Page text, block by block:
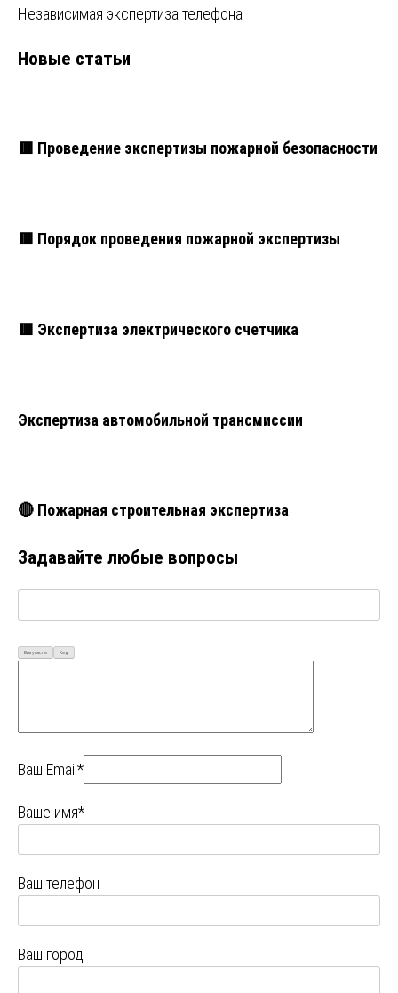
Независимая экспертиза телефона
Новые статьи
🟥 Проведение экспертизы пожарной безопасности
🟥 Порядок проведения пожарной экспертизы
🟥 Экспертиза электрического счетчика
Экспертиза автомобильной трансмиссии
🔴 Пожарная строительная экспертиза
Задавайте любые вопросы
Визуально Код
Ваш Email*
Ваше имя*
Ваш телефон
Ваш город